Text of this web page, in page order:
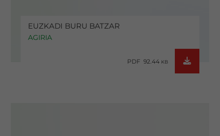
EUZKADI BURU BATZAR
AGIRIA
PDF 92.44 KB